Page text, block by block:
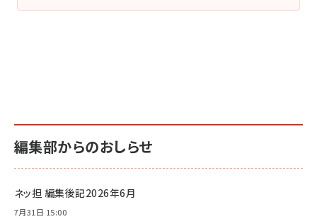
編集部からのおしらせ
ネッ担 編集後記2026年6月
7月31日 15:00